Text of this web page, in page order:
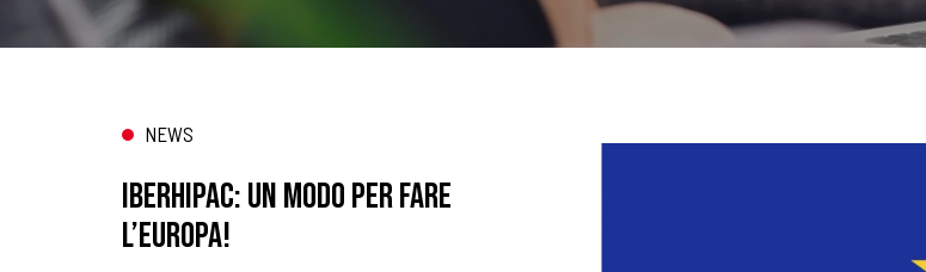
NEWS
IBERHIPAC: UN MODO PER FARE
L’EUROPA!